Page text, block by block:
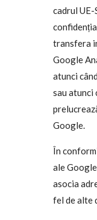
cadrul
transfera
Google
atunci
sau atunci
Google.
În
ale
asocia
fel de alte